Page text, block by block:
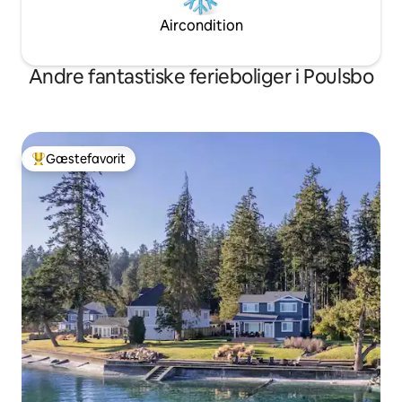
Aircondition
Andre fantastiske ferieboliger i Poulsbo
Bedste gæstefavorit
Gæstefavorit